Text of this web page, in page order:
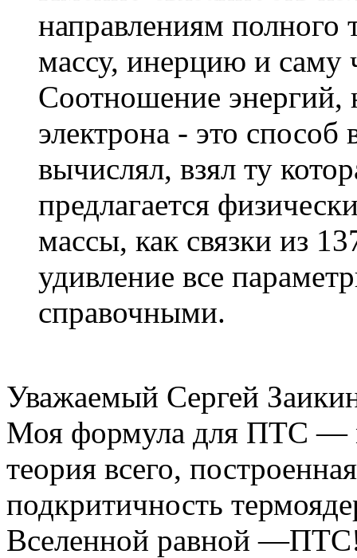
направлениям полного
массу, инерцию и саму
Соотношение энергий,
электрона - это
вычислял, взял ту
предлагается
массы, как связки из
удивление все
справочными.
Уважаемый Сергей
Моя формула для ПТС —
теория всего,
подкритичность
Вселенной равной